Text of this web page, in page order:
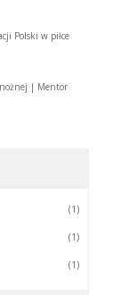
Polski w piłce
nożnej | Mentor
(1)
(1)
(1)